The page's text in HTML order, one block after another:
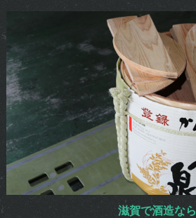
滋賀で酒造なら